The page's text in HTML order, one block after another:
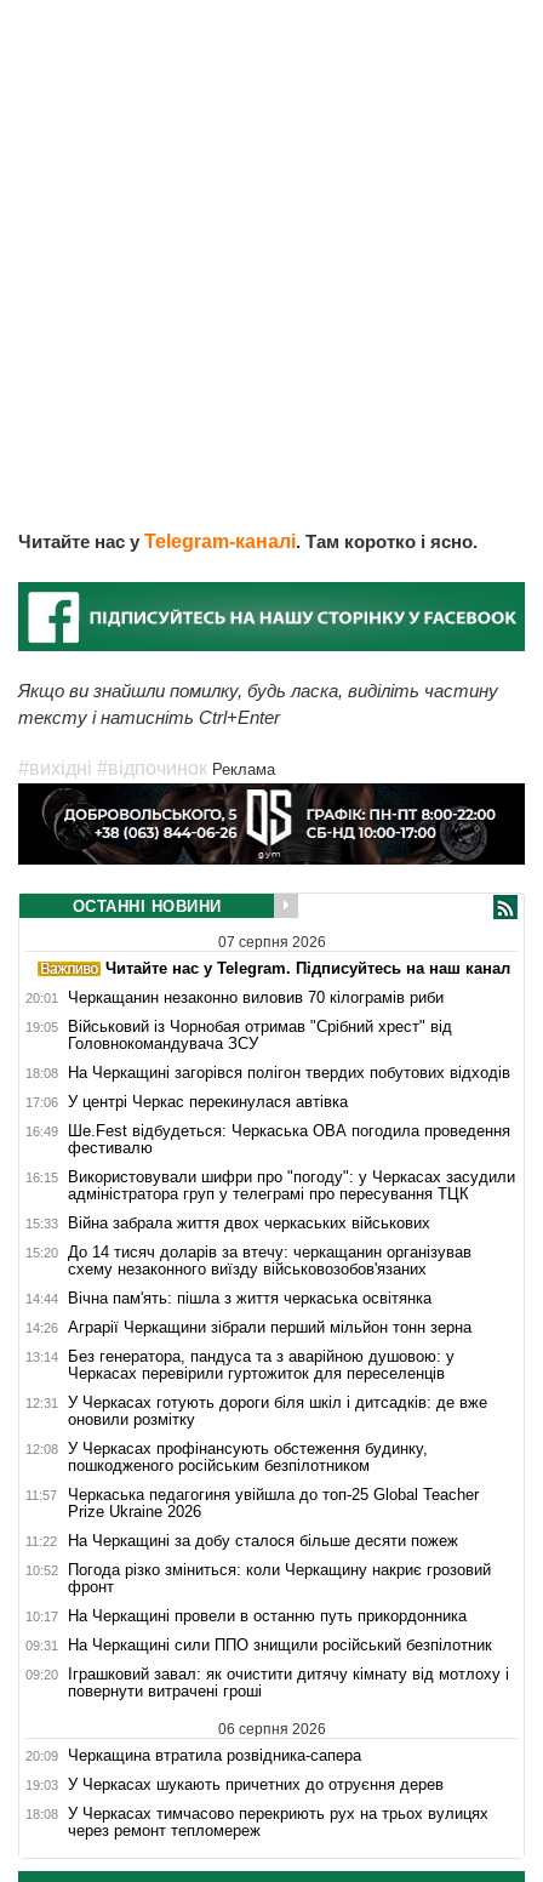
Читайте нас у Telegram-каналі. Там коротко і ясно.
Якщо ви знайшли помилку, будь ласка, виділіть частину
тексту і натисніть Ctrl+Enter
#вихідні #відпочинок Реклама
ОСТАННІ НОВИНИ
07 серпня 2026
Читайте нас у Telegram. Підписуйтесь на наш канал
20:01 Черкащанин незаконно виловив 70 кілограмів риби
19:05
Військовий із Чорнобая отримав "Срібний хрест" від
Головнокомандувача ЗСУ
18:08 На Черкащині загорівся полігон твердих побутових відходів
17:06 У центрі Черкас перекинулася автівка
16:49
Ше.Fest відбудеться: Черкаська ОВА погодила проведення
фестивалю
16:15
Використовували шифри про "погоду": у Черкасах засудили
адміністратора груп у телеграмі про пересування ТЦК
15:33 Війна забрала життя двох черкаських військових
15:20
До 14 тисяч доларів за втечу: черкащанин організував
схему незаконного виїзду військовозобов'язаних
14:44 Вічна пам'ять: пішла з життя черкаська освітянка
14:26 Аграрії Черкащини зібрали перший мільйон тонн зерна
13:14
Без генератора, пандуса та з аварійною душовою: у
Черкасах перевірили гуртожиток для переселенців
12:31
У Черкасах готують дороги біля шкіл і дитсадків: де вже
оновили розмітку
12:08
У Черкасах профінансують обстеження будинку,
пошкодженого російським безпілотником
11:57
Черкаська педагогиня увійшла до топ-25 Global Teacher
Prize Ukraine 2026
11:22 На Черкащині за добу сталося більше десяти пожеж
10:52
Погода різко зміниться: коли Черкащину накриє грозовий
фронт
10:17 На Черкащині провели в останню путь прикордонника
09:31 На Черкащині сили ППО знищили російський безпілотник
09:20
Іграшковий завал: як очистити дитячу кімнату від мотлоху і
повернути витрачені гроші
06 серпня 2026
20:09 Черкащина втратила розвідника-сапера
19:03 У Черкасах шукають причетних до отруєння дерев
18:08
У Черкасах тимчасово перекриють рух на трьох вулицях
через ремонт тепломереж